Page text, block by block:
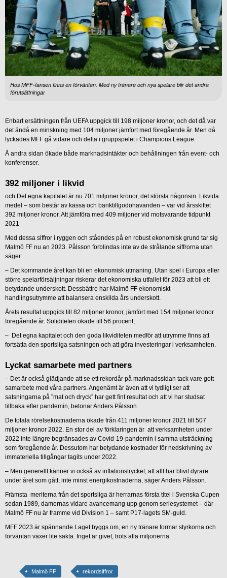
Hos MFF-fansen finns en förväntan. Med ny tränare och nya spelare blir det andra
förutsättningar
Enbart ersättningen från UEFA uppgick till 198 miljoner kronor, och det då var
det ändå en minskning med 104 miljoner jämfört med föregående år. Men då
lyckades MFF gå vidare och delta i gruppspelet i Champions League.
Å andra sidan ökade både marknadsintäkter och behållningen från event- och
konferenser.
392 miljoner i likvid
och Det egna kapitalet är nu 701 miljoner kronor, det största någonsin. Likvida
medel – som består av kassa och banktillgodohavanden – var vid årsskiftet
392 miljoner kronor. Att jämföra med 409 miljoner vid motsvarande tidpunkt
2021
Med dessa siffror i ryggen och ståendes på en robust ekonomisk grund tar sig
Malmö FF nu an 2023. Pålsson förblindas inte av de strålande siffrorna utan
säger:
– Det kommande året kan bli en ekonomisk utmaning. Utan spel i Europa eller
större spelarförsäljningar riskerar det ekonomiska utfallet för 2023 att bli ett
betydande underskott. Dessbättre har Malmö FF ekonomiskt
handlingsutrymme att balansera enskilda års underskott.
Årets resultat uppgick till 82 miljoner kronor, jämfört med 154 miljoner kronor
föregående år. Soliditeten ökade till 56 procent,
– Det egna kapitalet och den goda likviditeten medför att utrymme finns att
fortsätta den sportsliga satsningen och att göra investeringar i verksamheten.
Lyckat samarbete med partners
– Det är också glädjande att se ett rekordår på marknadssidan tack vare gott
samarbete med våra partners. Angenämt är även att vi tydligt ser att
satsningarna på ”mat och dryck” har gett fint resultat och att vi har studsat
tillbaka efter pandemin, betonar Anders Pålsson.
De totala rörelsekostnaderna ökade från 411 miljoner kronor 2021 till 507
miljoner kronor 2022. En stor del av förklaringen är att verksamheten under
2022 inte längre begränsades av Covid-19-pandemin i samma utsträckning
som föregående år. Dessutom har betydande kostnader för nedskrivning av
immateriella tillgångar tagits under 2022.
– Men generellt känner vi också av inflationstrycket, att allt har blivit dyrare
under året som gått, inte minst energikostnaderna, säger Anders Pålsson.
Främsta meriterna från det sportsliga är herrarnas första titel i Svenska Cupen
sedan 1989, damernas vidare avancemang upp genom seriesystemet – där
Malmö FF nu är framme vid Division 1 – samt P17-lagets SM-guld.
MFF 2023 är spännande.Laget byggs om, en ny tränare formar styrkorna och
förväntan växer lite sakta. Inget är givet, trots alla miljonerna.
Malmö FF rekordsiffror